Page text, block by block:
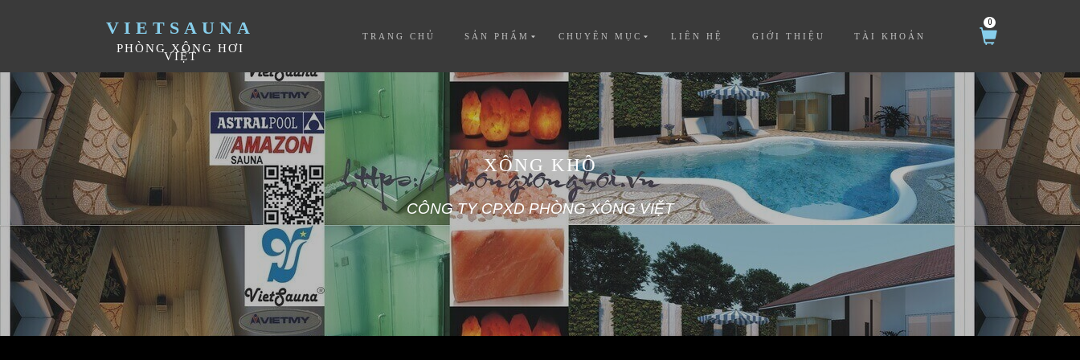
VIETSAUNA
PHÒNG XÔNG HƠI
VIỆT
TRANG CHỦ SẢN PHẨM CHUYÊN MỤC LIÊN HỆ GIỚI THIỆU TÀI KHOẢN
0
XÔNG KHÔ
CÔNG TY CPXD PHÒNG XÔNG VIỆT